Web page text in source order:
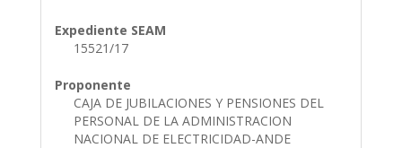
Expediente SEAM
15521/17
Proponente
CAJA DE JUBILACIONES Y PENSIONES DEL
PERSONAL DE LA ADMINISTRACION
NACIONAL DE ELECTRICIDAD-ANDE